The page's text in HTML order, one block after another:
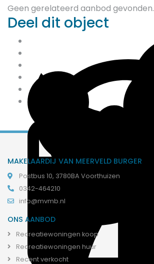
Geen gerelateerd aanbod gevonden.
Deel dit object
MAKELAARDIJ VAN MEERVELD BURGER
Postbus 10, 3780BA Voorthuizen
0342-464210
info@mvmb.nl
ONS AANBOD
Recreatiewoningen koop
Recreatiewoningen huur
Recent verkocht